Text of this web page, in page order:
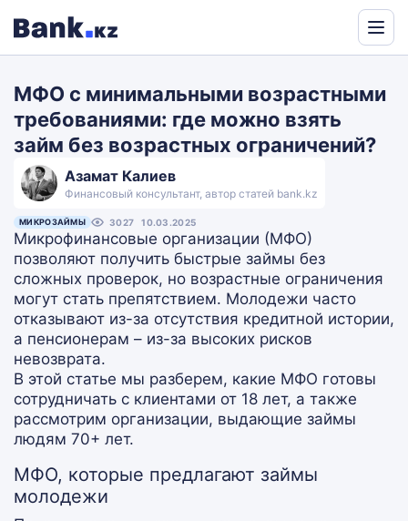
Translate
МФО с минимальными возрастными
требованиями: где можно взять
займ без возрастных ограничений?
Азамат Калиев
Финансовый консультант, автор статей bank.kz
МИКРОЗАЙМЫ 3027 10.03.2025
Микрофинансовые организации (МФО)
позволяют получить быстрые займы без
сложных проверок, но возрастные ограничения
могут стать препятствием. Молодежи часто
отказывают из-за отсутствия кредитной истории,
а пенсионерам – из-за высоких рисков
невозврата.
В этой статье мы разберем, какие МФО готовы
сотрудничать с клиентами от 18 лет, а также
рассмотрим организации, выдающие займы
людям 70+ лет.
МФО, которые предлагают займы
молодежи